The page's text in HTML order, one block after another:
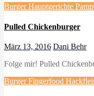
BurgerHauptgerichte
Pulled Chickenburger
März 13, 2016 Dani Behr
Folge mir! Pulled
BurgerFingerfood